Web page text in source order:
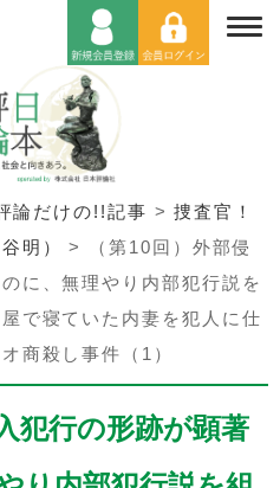
論だけの!!記事 >捜査官！
明）
>
（第10回）外部侵
に、無理やり内部犯行説を
で寝ていた内妻を犯人に仕
商殺し事件（1）
犯行の形跡が顕著